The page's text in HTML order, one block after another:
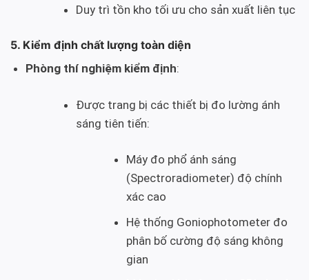
Duy trì tồn kho tối ưu cho sản xuất liên tục
5. Kiểm định chất lượng toàn diện
Phòng thí nghiệm kiểm định:
Được trang bị các thiết bị đo lường ánh
sáng tiên tiến:
Máy đo phổ ánh sáng
(Spectroradiometer) độ chính
xác cao
Hệ thống Goniophotometer đo
phân bố cường độ sáng không
gian